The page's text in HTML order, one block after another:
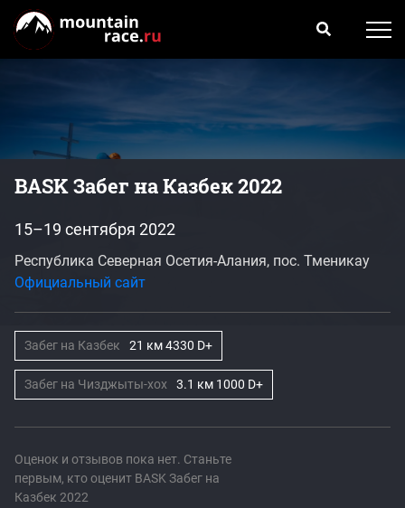
BASK Забег на Казбек 2022
Оценок и отзывов пока нет. Станьте
первым, кто оценит BASK Забег на
Казбек 2022
15–19 сентября 2022
Республика Северная Осетия-Алания, пос. Тменикау
Официальный сайт
Забег на Казбек 21 км 4330 D+
Забег на Чизджыты-хох 3.1 км 1000 D+